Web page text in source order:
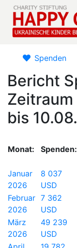
Spenden
Bericht
Zeitraum
bis
Monat: Spenden:
Januar
2026
8 037
USD
Februar
2026
7 362
USD
März
2026
49 239
USD